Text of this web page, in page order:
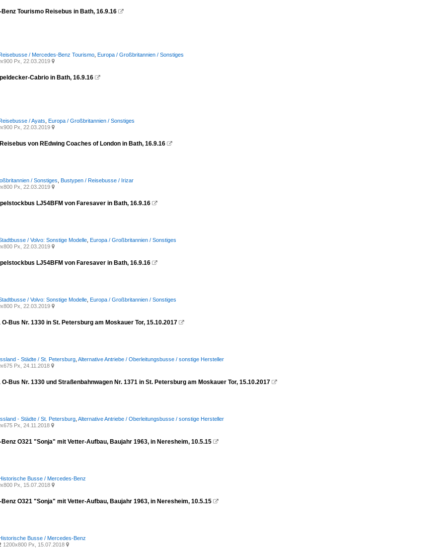
Tourismo Reisebus in Bath, 16.9.16 
/ Mercedes-Benz Tourismo Europa / Großbritannien / Sonstiges
Px, 22.03.2019 
Cabrio in Bath, 16.9.16 
/ Ayats Europa / Großbritannien / Sonstiges
Px, 22.03.2019 
von REdwing Coaches of London in Bath, 16.9.16 
/ Sonstiges Bustypen / Reisebusse / Irizar
Px, 22.03.2019 
LJ54BFM von Faresaver in Bath, 16.9.16 
/ Volvo: Sonstige Modelle Europa / Großbritannien / Sonstiges
Px, 22.03.2019 
LJ54BFM von Faresaver in Bath, 16.9.16 
/ Volvo: Sonstige Modelle Europa / Großbritannien / Sonstiges
Px, 22.03.2019 
Bus Nr. 1330 in St. Petersburg am Moskauer Tor, 15.10.2017 
- Städte / St. Petersburg Alternative Antriebe / Oberleitungsbusse / sonstige Hersteller
Px, 24.11.2018 
Bus Nr. 1330 und Straßenbahnwagen Nr. 1371 in St. Petersburg am Moskauer Tor, 15.10.2017 
- Städte / St. Petersburg Alternative Antriebe / Oberleitungsbusse / sonstige Hersteller
Px, 24.11.2018 
O321 "Sonja" mit Vetter-Aufbau, Baujahr 1963, in Neresheim, 10.5.15 
Busse / Mercedes-Benz
Px, 15.07.2018 
O321 "Sonja" mit Vetter-Aufbau, Baujahr 1963, in Neresheim, 10.5.15 
Busse / Mercedes-Benz
1200x800 Px, 15.07.2018 